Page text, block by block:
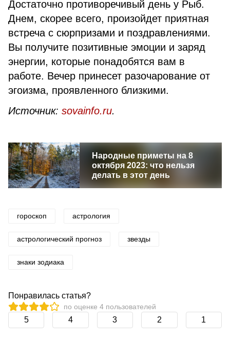
Достаточно противоречивый день у Рыб.
Днем, скорее всего, произойдет приятная
встреча с сюрпризами и поздравлениями.
Вы получите позитивные эмоции и заряд
энергии, которые понадобятся вам в
работе. Вечер принесет разочарование от
эгоизма, проявленного близкими.
Источник: sovainfo.ru.
Народные приметы на 8
октября 2023: что нельзя
делать в этот день
гороскоп астрология
астрологический прогноз звезды
знаки зодиака
Понравилась статья?
по оценке 4 пользователей
5 4 3 2 1